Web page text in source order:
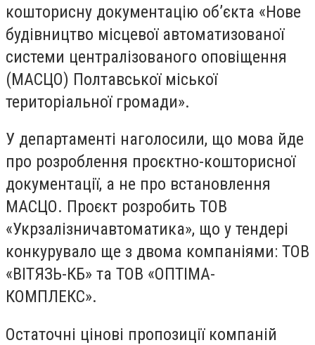
кошторисну документацію об’єкта «Нове
будівництво місцевої автоматизованої
системи централізованого оповіщення
(МАСЦО) Полтавської міської
територіальної громади».
У департаменті наголосили, що мова йде
про розроблення проєктно-кошторисної
документації, а не про встановлення
МАСЦО. Проєкт розробить ТОВ
«Укрзалізничавтоматика», що у тендері
конкурувало ще з двома компаніями: ТОВ
«ВІТЯЗЬ-КБ» та ТОВ «ОПТІМА-
КОМПЛЕКС».
Остаточні цінові пропозиції компаній